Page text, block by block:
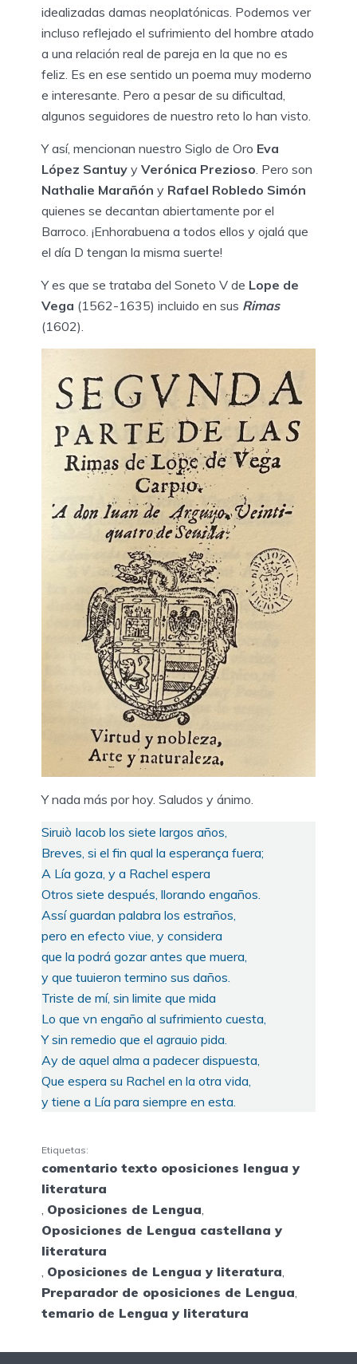
idealizadas damas neoplatónicas. Podemos ver
incluso reflejado el sufrimiento del hombre atado
a una relación real de pareja en la que no es
feliz. Es en ese sentido un poema muy moderno
e interesante. Pero a pesar de su dificultad,
algunos seguidores de nuestro reto lo han visto.
Y así, mencionan nuestro Siglo de Oro Eva
López Santuy y Verónica Prezioso . Pero son
Nathalie Marañón y Rafael Robledo Simón
quienes se decantan abiertamente por el
Barroco. ¡Enhorabuena a todos ellos y ojalá que
el día D tengan la misma suerte!
Y es que se trataba del Soneto V de Lope de
Vega (1562-1635) incluido en sus Rimas
(1602).
Y nada más por hoy. Saludos y ánimo.
Siruiò Iacob los siete largos años,
Breves, si el fin qual la esperança fuera;
A Lía goza, y a Rachel espera
Otros siete después, llorando engaños.
Assí guardan palabra los estraños,
pero en efecto viue, y considera
que la podrá gozar antes que muera,
y que tuuieron termino sus daños.
Triste de mí, sin limite que mida
Lo que vn engaño al sufrimiento cuesta,
Y sin remedio que el agrauio pida.
Ay de aquel alma a padecer dispuesta,
Que espera su Rachel en la otra vida,
y tiene a Lía para siempre en esta.
Etiquetas:
comentario texto oposiciones lengua y
literatura
, Oposiciones de Lengua,
Oposiciones de Lengua castellana y
literatura
, Oposiciones de Lengua y literatura,
Preparador de oposiciones de Lengua,
temario de Lengua y literatura